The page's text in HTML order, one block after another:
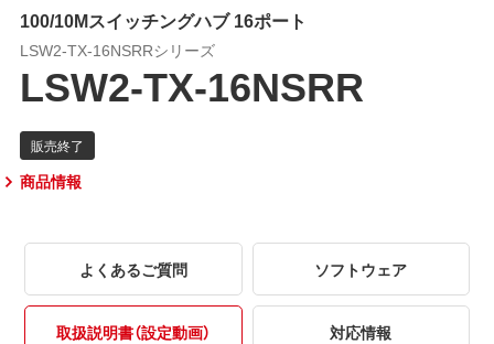
100/10Mスイッチングハブ 16ポート
LSW2-TX-16NSRRシリーズ
LSW2-TX-16NSRR
商品情報
よくあるご質問 ソフトウェア
取扱説明書（設定動画） 対応情報